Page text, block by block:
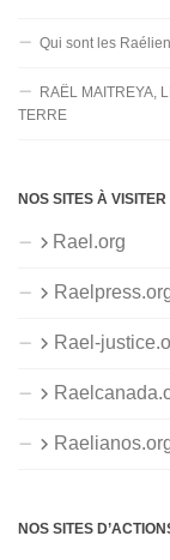
Qui sont les
RAËL MAITREYA,
TERRE
NOS SITES À VISITER
Rael-
NOS SITES